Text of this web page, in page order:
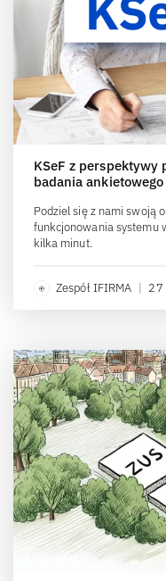
KSeF z
badania ankietowego
Podziel się z nami swoją
funkcjonowania systemu
kilka minut.
Zespół IFIRMA | 27